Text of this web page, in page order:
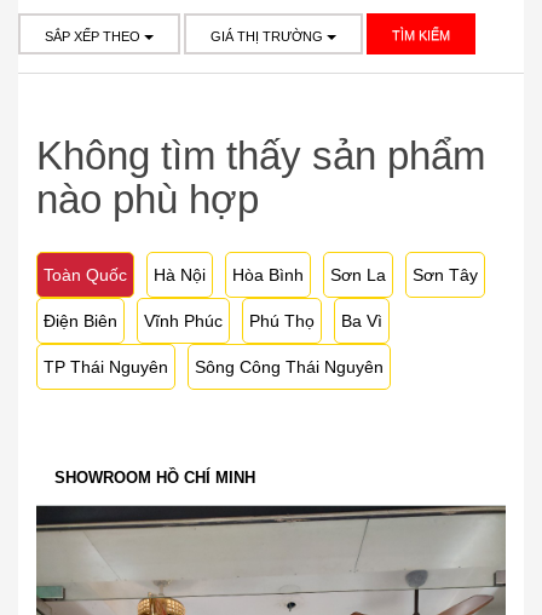
SẮP XẾP THEO GIÁ THỊ TRƯỜNG TÌM KIẾM
Không tìm thấy sản phẩm
nào phù hợp
Toàn Quốc Hà Nội Hòa Bình Sơn La Sơn Tây
Điện Biên Vĩnh Phúc Phú Thọ Ba Vì
TP Thái Nguyên Sông Công Thái Nguyên
SHOWROOM HỒ CHÍ MINH